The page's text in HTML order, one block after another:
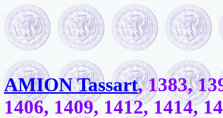
AMION Tassart, 1383,
1406, 1409, 1412, 1414,